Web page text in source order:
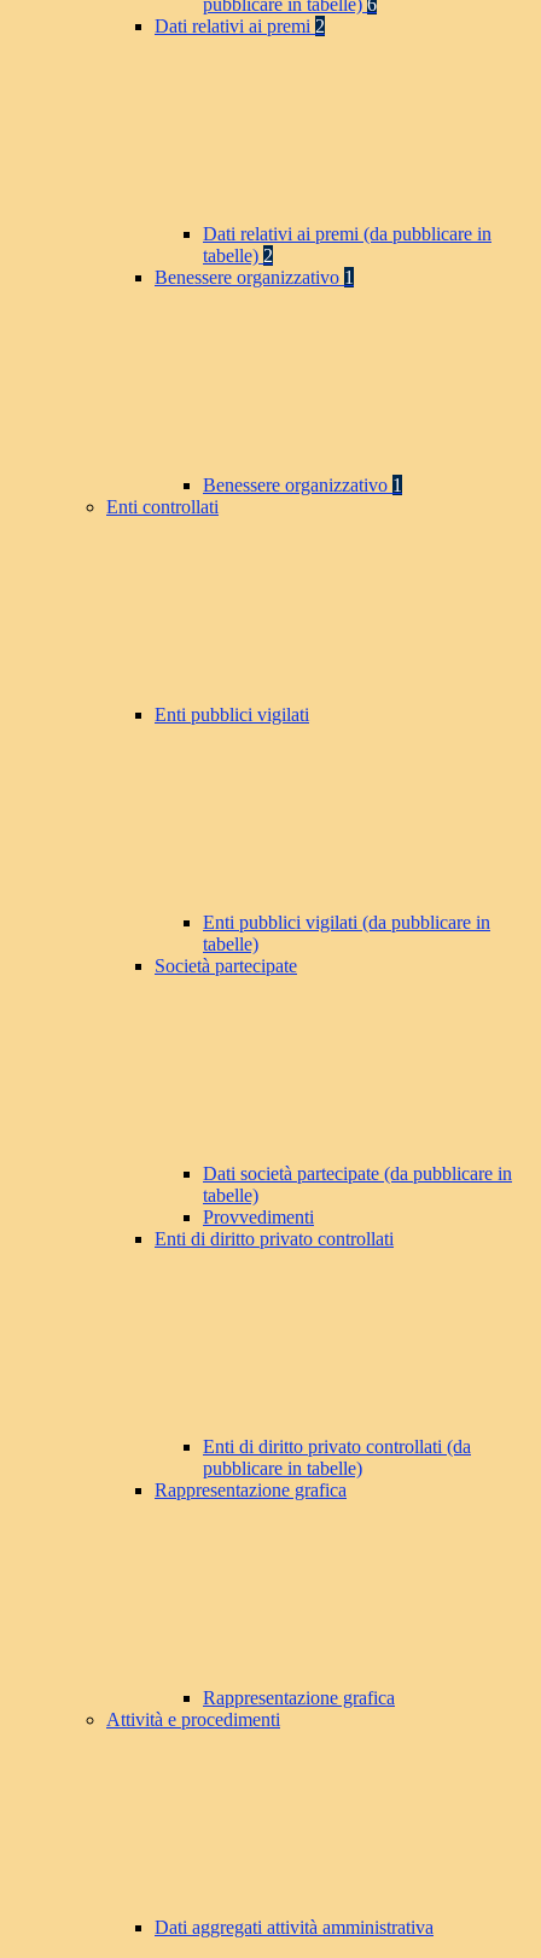
pubblicare in tabelle) 6
Dati relativi ai premi 2
Dati relativi ai premi (da pubblicare in
tabelle) 2
Benessere organizzativo 1
Benessere organizzativo 1
Enti controllati
Enti pubblici vigilati
Enti pubblici vigilati (da pubblicare in
tabelle)
Società partecipate
Dati società partecipate (da pubblicare in
tabelle)
Provvedimenti
Enti di diritto privato controllati
Enti di diritto privato controllati (da
pubblicare in tabelle)
Rappresentazione grafica
Rappresentazione grafica
Attività e procedimenti
Dati aggregati attività amministrativa